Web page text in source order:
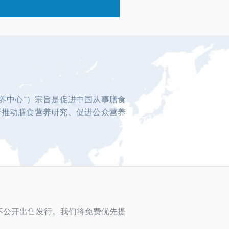
中心”）宗旨是促进中国从事膳食
动膳食营养研究、促进公众营养
开出售发行。我们将免费优先提